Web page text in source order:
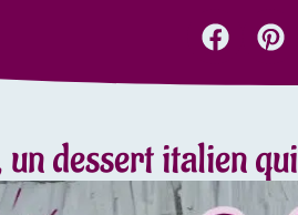
dessert italien